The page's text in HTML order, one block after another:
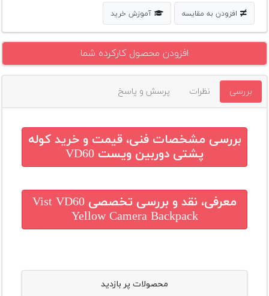
افزودن به مقایسه آموزش خرید
افزودن محصول کارکرده شما
بررسی نظرات پرسش و پاسخ
بررسی مشخصات فنی، قیمت و خریدکوله
پشتی دوربین ویست VD60
معرفی، نقد و بررسی تخصصی Vist VD60
Yellow Camera Backpack
محصولات پر بازدید